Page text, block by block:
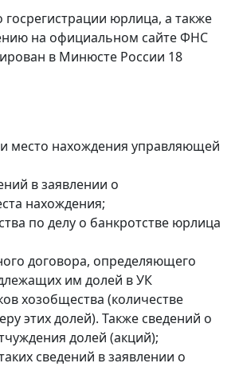
юрлица, а также
на официальном сайте ФНС
в Минюсте России 18
место нахождения управляющей
в заявлении о
нахождения;
по делу о банкротстве юрлица
договора, определяющего
им долей в УК
хозобщества (количестве
этих долей). Также сведений о
долей (акций);
сведений в заявлении о